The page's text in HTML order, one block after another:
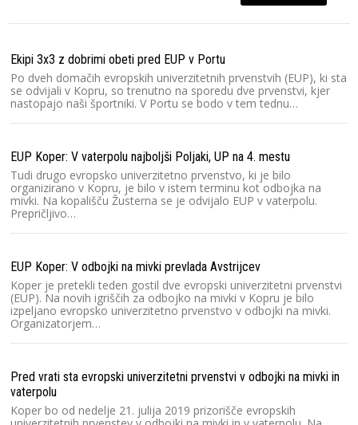
Ekipi 3x3 z dobrimi obeti pred EUP v Portu
Po dveh domačih evropskih univerzitetnih prvenstvih (EUP), ki sta
se odvijali v Kopru, so trenutno na sporedu dve prvenstvi, kjer
nastopajo naši športniki. V Portu se bodo v tem tednu…
EUP Koper: V vaterpolu najboljši Poljaki, UP na 4. mestu
Tudi drugo evropsko univerzitetno prvenstvo, ki je bilo
organizirano v Kopru, je bilo v istem terminu kot odbojka na
mivki. Na kopališču Žusterna se je odvijalo EUP v vaterpolu.
Prepričljivo…
EUP Koper: V odbojki na mivki prevlada Avstrijcev
Koper je pretekli teden gostil dve evropski univerzitetni prvenstvi
(EUP). Na novih igriščih za odbojko na mivki v Kopru je bilo
izpeljano evropsko univerzitetno prvenstvo v odbojki na mivki.
Organizatorjem…
Pred vrati sta evropski univerzitetni prvenstvi v odbojki na mivki in
vaterpolu
Koper bo od nedelje 21. julija 2019 prizorišče evropskih